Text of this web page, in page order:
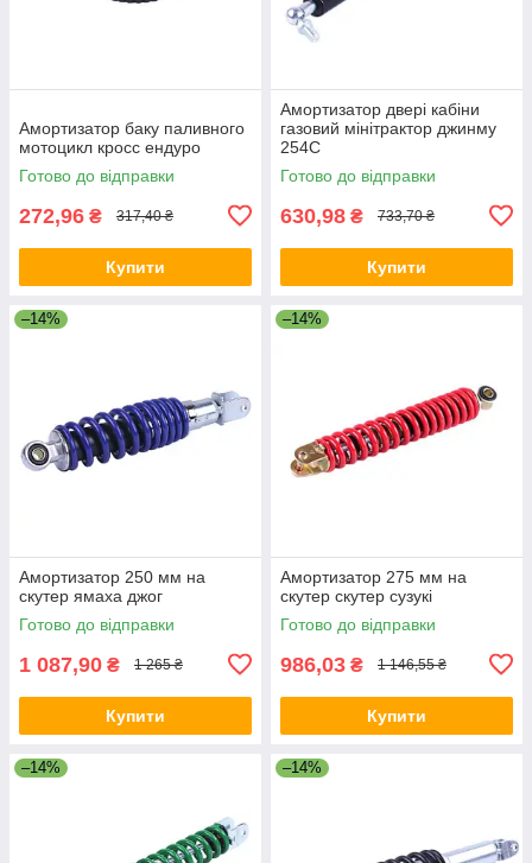
Амортизатор баку паливного
мотоцикл кросс ендуро
Готово до відправки
272,96 ₴ 317,40 ₴
Купити
Амортизатор двері кабіни
газовий мінітрактор джинму
254C
Готово до відправки
630,98 ₴ 733,70 ₴
Купити
–14%
Амортизатор 250 мм на
скутер ямаха джог
Готово до відправки
1 087,90 ₴ 1 265 ₴
Купити
–14%
Амортизатор 275 мм на
скутер скутер сузукі
Готово до відправки
986,03 ₴ 1 146,55 ₴
Купити
–14% –14%